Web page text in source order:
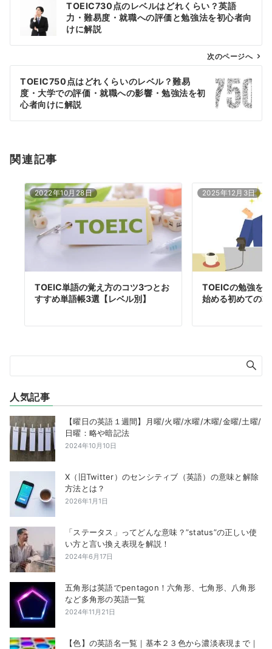
ビ
ン
TOEIC730点のレベルはどれくらい？英語
力・難易度・就職への評価と勉強法を初心者向
けに解説
次のページへ
TOEIC750点はどれくらいのレベル？難易
度・大学での評価・就職への影響・勉強法を初
心者向けに解説
関連記事
2022年10月28日
TOEIC単語の覚え方のコツ3つとお
すすめ単語帳3選【レベル別】
2025年12月3日
TOEICの勉強を
始める初めての
人気記事
【曜日の英語１週間】月曜/火曜/水曜/木曜/金曜/土曜/
日曜：略や暗記法
2024年10月10日
X（旧Twitter）のセンシティブ（英語）の意味と解除
方法とは？
2026年1月1日
「ステータス」ってどんな意味？”status”の正しい使
い方と言い換え表現を解説！
2024年6月17日
五角形は英語でpentagon！六角形、七角形、八角形
など多角形の英語一覧
2024年11月21日
【色】の英語名一覧｜基本２３色から濃淡表現まで｜